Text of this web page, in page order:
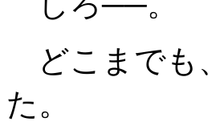
どこまでも
た。